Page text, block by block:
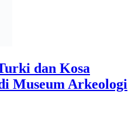
dan Kosa
Museum Arkeologi